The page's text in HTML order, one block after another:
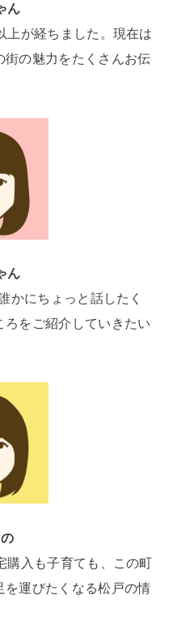
ん
上が経ちました。現在は
の魅力をたくさんお伝
ん
かにちょっと話したく
をご紹介していきたい
購入も子育ても、この町
を運びたくなる松戸の情